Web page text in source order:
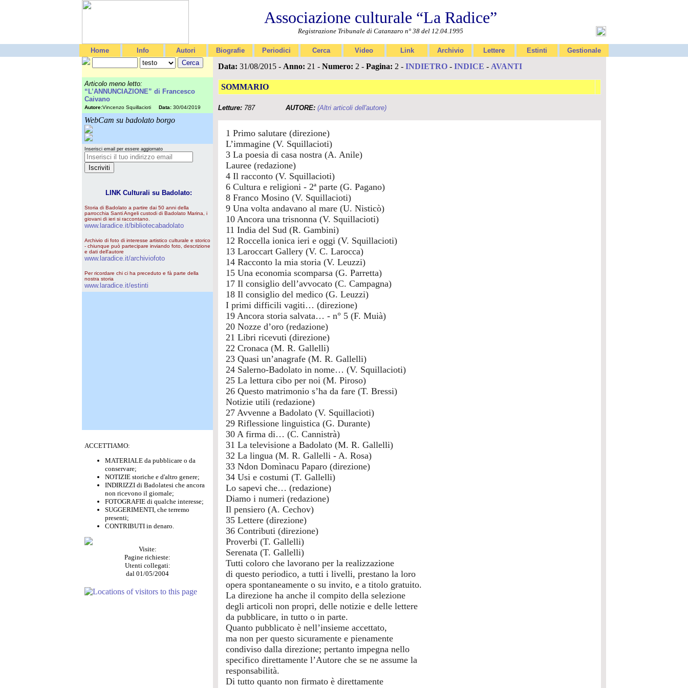
Associazione culturale “La Radice”
Registrazione Tribunale di Catanzaro n° 38 del 12.04.1995
Home Info Autori Biografie Periodici Cerca Video Link Archivio Lettere Estinti Gestionale
Articolo meno letto:
“L’ANNUNCIAZIONE” di Francesco
Caivano
Autore:Vincenzo Squillacioti Data: 30/04/2019
WebCam su badolato borgo
Inserisci email per essere aggiornato
LINK Culturali su Badolato:
Storia di Badolato a partire dai 50 anni della
parrocchia Santi Angeli custodi di Badolato Marina, i
giovani di ieri si raccontano.
www.laradice.it/bibliotecabadolato
Archivio di foto di interesse artistico culturale e storico
- chiunque può partecipare inviando foto, descrizione
e dati dell'autore
www.laradice.it/archiviofoto
Per ricordare chi ci ha preceduto e fà parte della
nostra storia
www.laradice.it/estinti
ACCETTIAMO:
MATERIALE da pubblicare o da
conservare;
NOTIZIE storiche e d'altro genere;
INDIRIZZI di Badolatesi che ancora
non ricevono il giornale;
FOTOGRAFIE di qualche interesse;
SUGGERIMENTI, che terremo
presenti;
CONTRIBUTI in denaro.
Visite:
Pagine richieste:
Utenti collegati:
dal 01/05/2004
Data: 31/08/2015 - Anno: 21 - Numero: 2 - Pagina: 2 - INDIETRO - INDICE - AVANTI
SOMMARIO
Letture: 787 AUTORE: (Altri articoli dell'autore)
1 Primo salutare (direzione)
L’immagine (V. Squillacioti)
3 La poesia di casa nostra (A. Anile)
Lauree (redazione)
4 Il racconto (V. Squillacioti)
6 Cultura e religioni - 2ª parte (G. Pagano)
8 Franco Mosino (V. Squillacioti)
9 Una volta andavano al mare (U. Nisticò)
10 Ancora una trisnonna (V. Squillacioti)
11 India del Sud (R. Gambini)
12 Roccella ionica ieri e oggi (V. Squillacioti)
13 Laroccart Gallery (V. C. Larocca)
14 Racconto la mia storia (V. Leuzzi)
15 Una economia scomparsa (G. Parretta)
17 Il consiglio dell’avvocato (C. Campagna)
18 Il consiglio del medico (G. Leuzzi)
I primi difficili vagiti… (direzione)
19 Ancora storia salvata… - n° 5 (F. Muià)
20 Nozze d’oro (redazione)
21 Libri ricevuti (direzione)
22 Cronaca (M. R. Gallelli)
23 Quasi un’anagrafe (M. R. Gallelli)
24 Salerno-Badolato in nome… (V. Squillacioti)
25 La lettura cibo per noi (M. Piroso)
26 Questo matrimonio s’ha da fare (T. Bressi)
Notizie utili (redazione)
27 Avvenne a Badolato (V. Squillacioti)
29 Riflessione linguistica (G. Durante)
30 A firma di… (C. Cannistrà)
31 La televisione a Badolato (M. R. Gallelli)
32 La lingua (M. R. Gallelli - A. Rosa)
33 Ndon Domìnacu Paparo (direzione)
34 Usi e costumi (T. Gallelli)
Lo sapevi che… (redazione)
Diamo i numeri (redazione)
Il pensiero (A. Cechov)
35 Lettere (direzione)
36 Contributi (direzione)
Proverbi (T. Gallelli)
Serenata (T. Gallelli)
Tutti coloro che lavorano per la realizzazione
di questo periodico, a tutti i livelli, prestano la loro
opera spontaneamente o su invito, e a titolo gratuito.
La direzione ha anche il compito della selezione
degli articoli non propri, delle notizie e delle lettere
da pubblicare, in tutto o in parte.
Quanto pubblicato è nell’insieme accettato,
ma non per questo sicuramente e pienamente
condiviso dalla direzione; pertanto impegna nello
specifico direttamente l’Autore che se ne assume la
responsabilità.
Di tutto quanto non firmato è direttamente